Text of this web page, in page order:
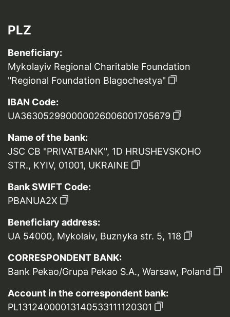
PLZ
Beneficiary:
Mykolayiv Regional Charitable Foundation
"Regional Foundation Blagochestya"
IBAN Code:
UA363052990000026006001705679
Name of the bank:
JSC CB "PRIVATBANK", 1D HRUSHEVSKOHO
STR., KYIV, 01001, UKRAINE
Bank SWIFT Code:
PBANUA2X
Beneficiary address:
UA 54000, Mykolaiv, Buznyka str. 5, 118
CORRESPONDENT BANK:
Bank Pekao/Grupa Pekao S.A., Warsaw, Poland
Account in the correspondent bank:
PL13124000013140533111120301